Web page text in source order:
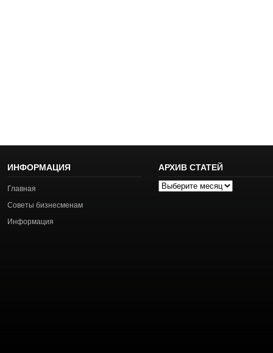
ИНФОРМАЦИЯ
Главная
Советы бизнесменам
Информация
АРХИВ СТАТЕЙ
Архив